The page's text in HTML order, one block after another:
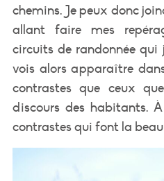
chemins. Je peux donc
allant faire mes
circuits de randonnée qui
vois alors apparaître
contrastes que ceux
discours des habitants.
contrastes qui font la